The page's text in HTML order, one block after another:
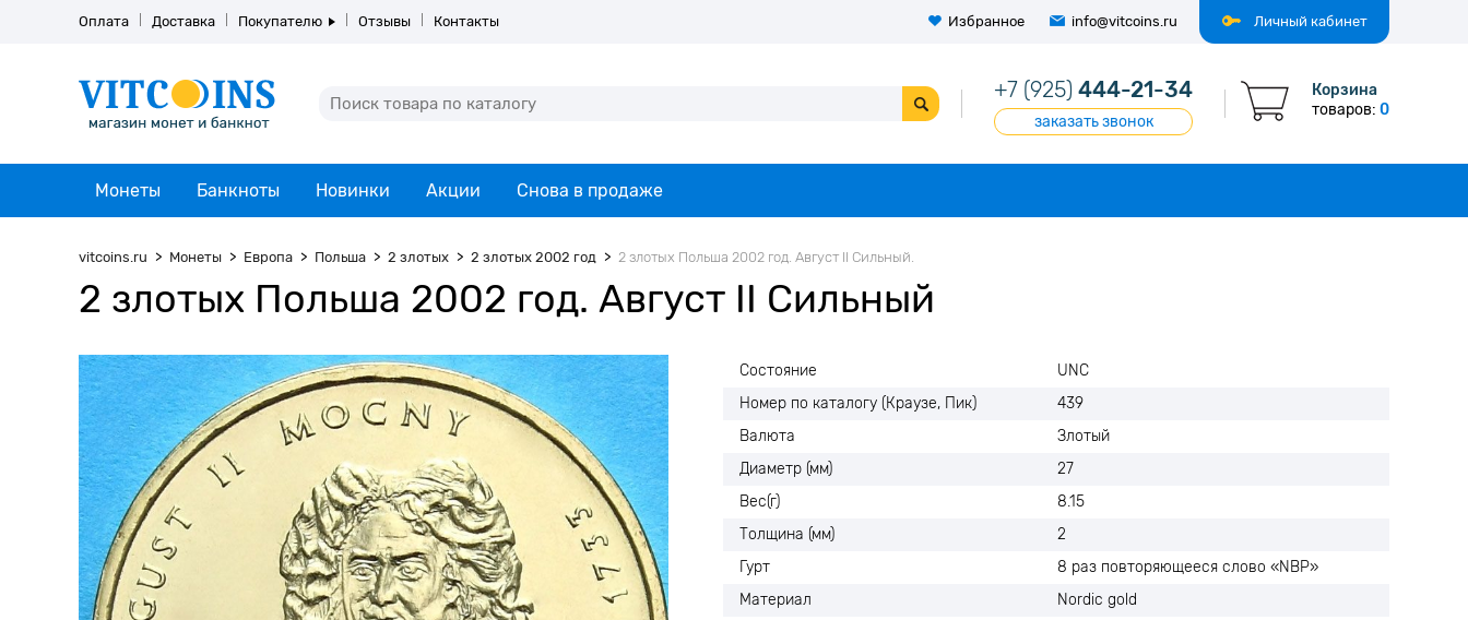
Личный кабинет
Оплата Доставка Покупателю Отзывы Контакты Избранное info@vitcoins.ru
+7 (925) 444-21-34
заказать звонок
Корзина
товаров: 0
Монеты Банкноты Новинки Акции Снова в продаже
vitcoins.ru Монеты Европа Польша 2 злотых 2 злотых 2002 год 2 злотых Польша 2002 год. Август II Сильный.
2 злотых Польша 2002 год. Август II Сильный
Состояние
UNC
Номер по каталогу (Краузе, Пик)
439
Валюта
Злотый
Диаметр (мм)
27
Вес(г)
8.15
Толщина (мм)
2
Гурт
8 раз повторяющееся слово «NBP»
Материал
Nordic gold